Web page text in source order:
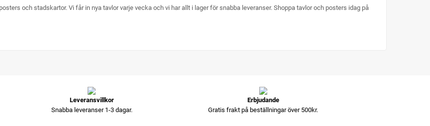
och stadskartor. Vi får in nya tavlor varje vecka och vi har allt i lager för snabba leveranser. Shoppa tavlor och posters idag på
Leveransvillkor
Snabba leveranser 1-3 dagar.
Erbjudande
Gratis frakt på beställningar över 500kr.